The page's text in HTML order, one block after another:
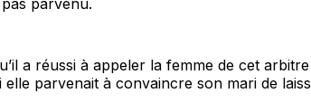
a réussi à appeler la femme de cet
elle parvenait à convaincre son mari de